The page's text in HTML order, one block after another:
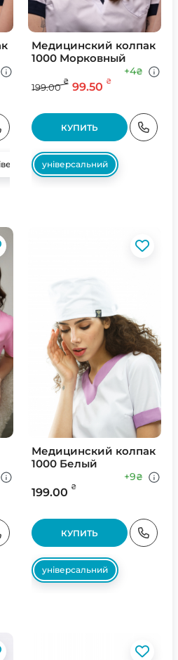
Медицинский колпак
1000 Морковный
199.00
₴ 99.50 ₴
+4₴
КУПИТЬ
універсальний
Медицинский колпак
1000 Белый
199.00 ₴
+9₴
КУПИТЬ
універсальний